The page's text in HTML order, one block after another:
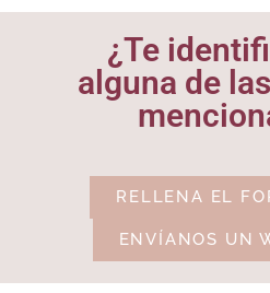
¿Te
alguna de
RELLENA EL
ENVÍANOS UN